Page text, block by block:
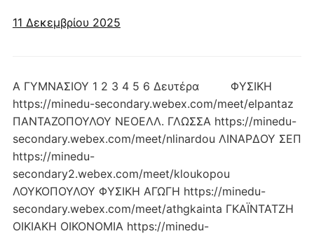
11 Δεκεμβρίου 2025
Α ΓΥΜΝΑΣΙΟΥ 1 2 3 4 5 6 Δευτέρα ΦΥΣΙΚΗ
https://minedu-secondary.webex.com/meet/elpantaz
ΠΑΝΤΑΖΟΠΟΥΛΟΥ ΝΕΟΕΛΛ. ΓΛΩΣΣΑ https://minedu-
secondary.webex.com/meet/nlinardou ΛΙΝΑΡΔΟΥ ΣΕΠ
https://minedu-
secondary2.webex.com/meet/kloukopou
ΛΟΥΚΟΠΟΥΛΟΥ ΦΥΣΙΚΗ ΑΓΩΓΗ https://minedu-
secondary.webex.com/meet/athgkainta ΓΚΑΪΝΤΑΤΖΗ
ΟΙΚΙΑΚΗ ΟΙΚΟΝΟΜΙΑ https://minedu-